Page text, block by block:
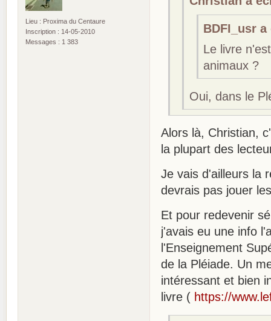
Lieu : Proxima du Centaure
Inscription : 14-05-2010
Messages : 1 383
BDFI_usr
Le livre
animaux ?
Oui, dans le
Alors là, Christian,
la plupart des
Je vais d'ailleurs la
devrais pas jouer
Et pour redevenir
j'avais eu une info
l'Enseignement
de la Pléiade. Un
intéressant et bien
livre ( https://